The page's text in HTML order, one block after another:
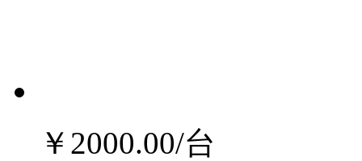
￥2000.00/台